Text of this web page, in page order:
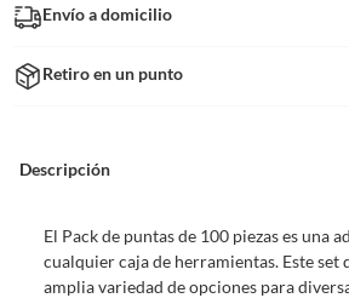
Envío a domicilio
Retiro en un punto
Descripción
El Pack de puntas de 100 piezas es una
cualquier caja de herramientas. Este set
amplia variedad de opciones para